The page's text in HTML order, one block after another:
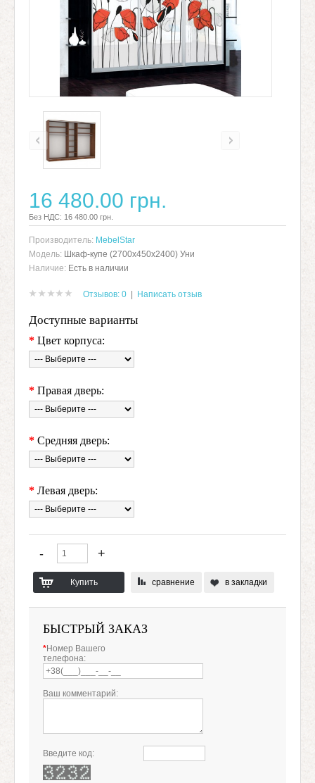
16 480.00 грн.
Без НДС: 16 480.00 грн.
Производитель: MebelStar
Модель: Шкаф-купе (2700х450х2400) Уни
Наличие: Есть в наличии
Отзывов: 0 Написать отзыв
Доступные варианты
* Цвет корпуса:
* Правая дверь:
* Средняя дверь:
* Левая дверь:
сравнение в закладки
БЫСТРЫЙ ЗАКАЗ
*Номер Вашего
телефона:
Ваш комментарий:
Введите код: